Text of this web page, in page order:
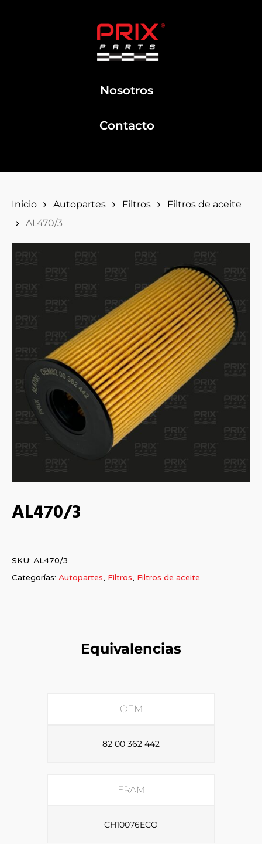
Nosotros
Contacto
Inicio Autopartes Filtros
Filtros de aceite
AL470/3
AL470/3
SKU: AL470/3
Categorías: Autopartes, Filtros, Filtros de aceite
Equivalencias
OEM
82 00 362 442
FRAM
CH10076ECO